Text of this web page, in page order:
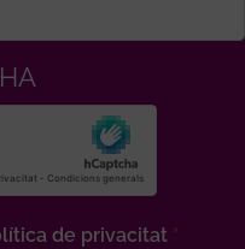
de privacitat